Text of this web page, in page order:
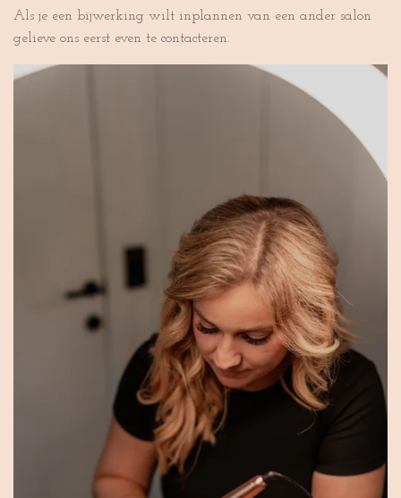
Als je een bijwerking wilt inplannen van een ander salon
gelieve ons eerst even te contacteren.